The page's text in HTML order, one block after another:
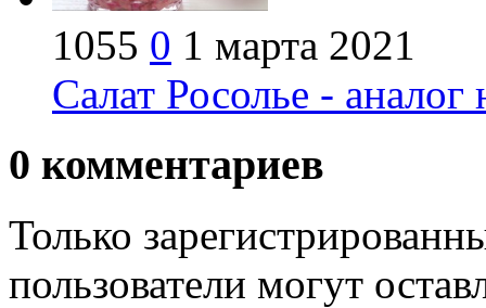
1055 0 1 марта 2021
Салат Росолье -
0 комментариев
Только
пользователи могут